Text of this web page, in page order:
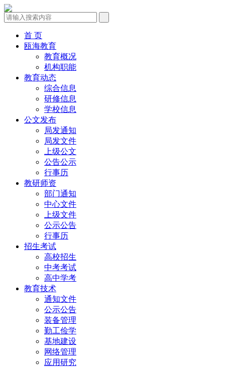
首 页
瓯海教育
教育概况
机构职能
教育动态
综合信息
研修信息
学校信息
公文发布
局发通知
局发文件
上级公文
公告公示
行事历
教研师资
部门通知
中心文件
上级文件
公示公告
行事历
招生考试
高校招生
中考考试
高中学考
教育技术
通知文件
公示公告
装备管理
勤工俭学
基地建设
网络管理
应用研究